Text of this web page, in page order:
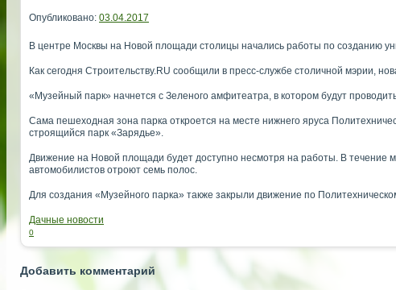
Опубликовано: 03.04.2017
В центре Москвы на Новой площади столицы начались работы по созданию
Как сегодня Строительству.RU сообщили в пресс-службе столичной мэрии,
«Музейный парк» начнется с Зеленого амфитеатра, в котором будут
Сама пешеходная зона парка откроется на месте нижнего яруса
строящийся парк «Зарядье».
Движение на Новой площади будет доступно несмотря на работы. В течение
автомобилистов отроют семь полос.
Для создания «Музейного парка» также закрыли движение по
Дачные новости
0
Добавить комментарий